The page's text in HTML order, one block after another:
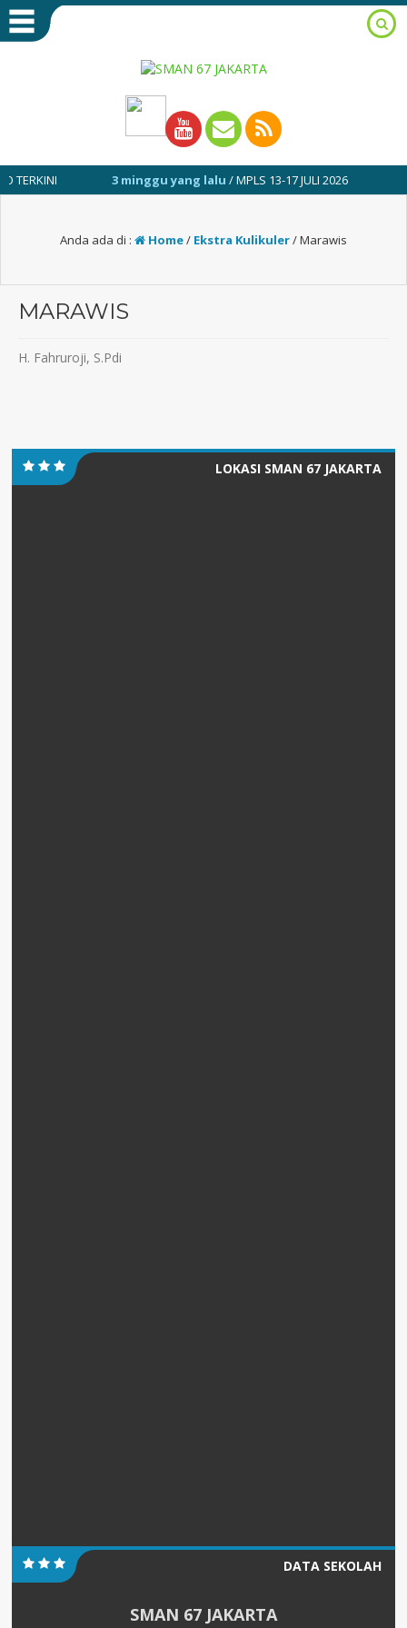
3 minggu yang lalu / MPLS 13-17 JULI 2026
Anda ada di : Home/ Ekstra Kulikuler/Marawis
MARAWIS
H. Fahruroji, S.Pdi
LOKASI SMAN 67 JAKARTA
DATA SEKOLAH
SMAN 67 JAKARTA